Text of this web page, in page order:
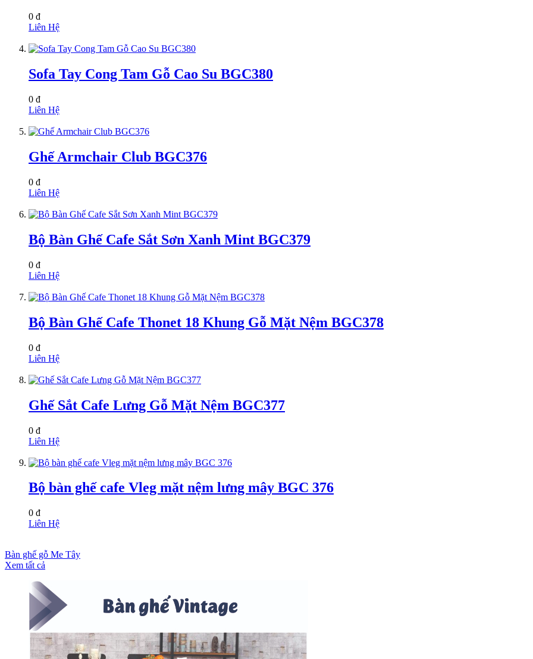
0 đ
Liên Hệ
Sofa Tay Cong Tam Gỗ Cao Su BGC380
0 đ
Liên Hệ
Ghế Armchair Club BGC376
0 đ
Liên Hệ
Bộ Bàn Ghế Cafe Sắt Sơn Xanh Mint BGC379
0 đ
Liên Hệ
Bộ Bàn Ghế Cafe Thonet 18 Khung Gỗ Mặt Nệm BGC378
0 đ
Liên Hệ
Ghế Sắt Cafe Lưng Gỗ Mặt Nệm BGC377
0 đ
Liên Hệ
Bộ bàn ghế cafe Vleg mặt nệm lưng mây BGC 376
0 đ
Liên Hệ
Bàn ghế gỗ Me Tây
Xem tất cả